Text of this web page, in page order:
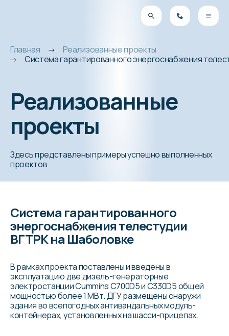
Главная
Реализованные проекты
Система гарантированного энергоснабжения
Реализованные
проекты
Здесь представлены примеры успешно выполненных
проектов
Система гарантированного
энергоснабжения телестудии
ВГТРК на Шаболовке
В рамках проекта поставлены и введены в
эксплуатацию две дизель-генераторные
электростанции Cummins C700D5 и C330D5 общей
мощностью более 1 МВт. ДГУ размещены снаружи
здания во всепогодных антивандальных модуль-
контейнерах, установленных на шасси-прицепах.